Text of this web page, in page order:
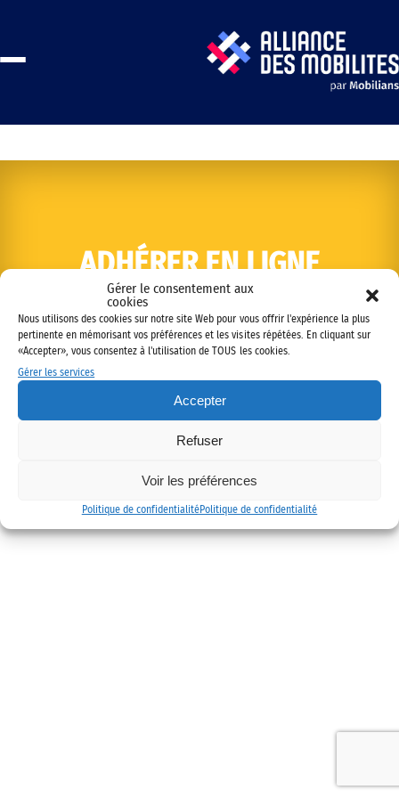
Gérer le consentement aux
cookies
Nous utilisons des cookies sur notre site Web pour vous offrir l'expérience la plus
pertinente en mémorisant vos préférences et les visites répétées. En cliquant sur
«Accepter», vous consentez à l'utilisation de TOUS les cookies.
Gérer les services
Accepter
Refuser
Voir les préférences
Politique de confidentialitéPolitique de confidentialité
ADHÉRER EN LIGNE
Copyright © 2022 Alliance des mobilités
Mentions légales Politique de confidentialité Contact